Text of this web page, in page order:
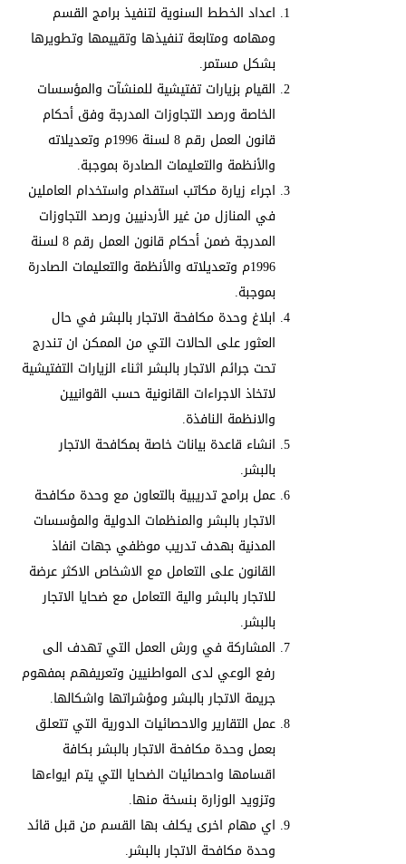
اعداد الخطط السنوية لتنفيذ برامج القسم
ومهامه ومتابعة تنفيذها وتقييمها وتطويرها
بشكل مستمر.
القيام بزيارات تفتيشية للمنشآت والمؤسسات
الخاصة ورصد التجاوزات المدرجة وفق أحكام
قانون العمل رقم 8 لسنة 1996م وتعديلاته
والأنظمة والتعليمات الصادرة بموجبة.
اجراء زيارة مكاتب استقدام واستخدام العاملين
في المنازل من غير الأردنيين ورصد التجاوزات
المدرجة ضمن أحكام قانون العمل رقم 8 لسنة
1996م وتعديلاته والأنظمة والتعليمات الصادرة
بموجبة.
ابلاغ وحدة مكافحة الاتجار بالبشر في حال
العثور على الحالات التي من الممكن ان تندرج
تحت جرائم الاتجار بالبشر اثناء الزيارات التفتيشية
لاتخاذ الاجراءات القانونية حسب القوانيين
والانظمة النافذة.
انشاء قاعدة بيانات خاصة بمكافحة الاتجار
بالبشر.
عمل برامج تدريبية بالتعاون مع وحدة مكافحة
الاتجار بالبشر والمنظمات الدولية والمؤسسات
المدنية بهدف تدريب موظفي جهات انفاذ
القانون على التعامل مع الاشخاص الاكثر عرضة
للاتجار بالبشر والية التعامل مع ضحايا الاتجار
بالبشر.
المشاركة في ورش العمل التي تهدف الى
رفع الوعي لدى المواطنيين وتعريفهم بمفهوم
جريمة الاتجار بالبشر ومؤشراتها واشكالها.
عمل التقارير والاحصائيات الدورية التي تتعلق
بعمل وحدة مكافحة الاتجار بالبشر بكافة
اقسامها واحصائيات الضحايا التي يتم ايواءها
وتزويد الوزارة بنسخة منها.
اي مهام اخرى يكلف بها القسم من قبل قائد
وحدة مكافحة الاتجار بالبشر.